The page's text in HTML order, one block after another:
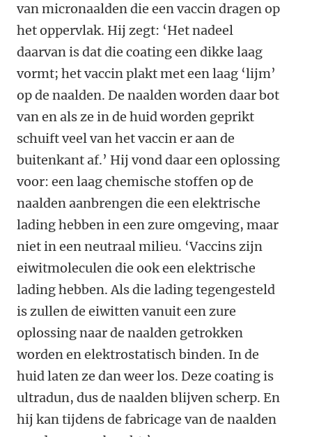
van micronaalden die een vaccin dragen op
het oppervlak. Hij zegt: ‘Het nadeel
daarvan is dat die coating een dikke laag
vormt; het vaccin plakt met een laag ‘lijm’
op de naalden. De naalden worden daar bot
van en als ze in de huid worden geprikt
schuift veel van het vaccin er aan de
buitenkant af.’ Hij vond daar een oplossing
voor: een laag chemische stoffen op de
naalden aanbrengen die een elektrische
lading hebben in een zure omgeving, maar
niet in een neutraal milieu. ‘Vaccins zijn
eiwitmoleculen die ook een elektrische
lading hebben. Als die lading tegengesteld
is zullen de eiwitten vanuit een zure
oplossing naar de naalden getrokken
worden en elektrostatisch binden. In de
huid laten ze dan weer los. Deze coating is
ultradun, dus de naalden blijven scherp. En
hij kan tijdens de fabricage van de naalden